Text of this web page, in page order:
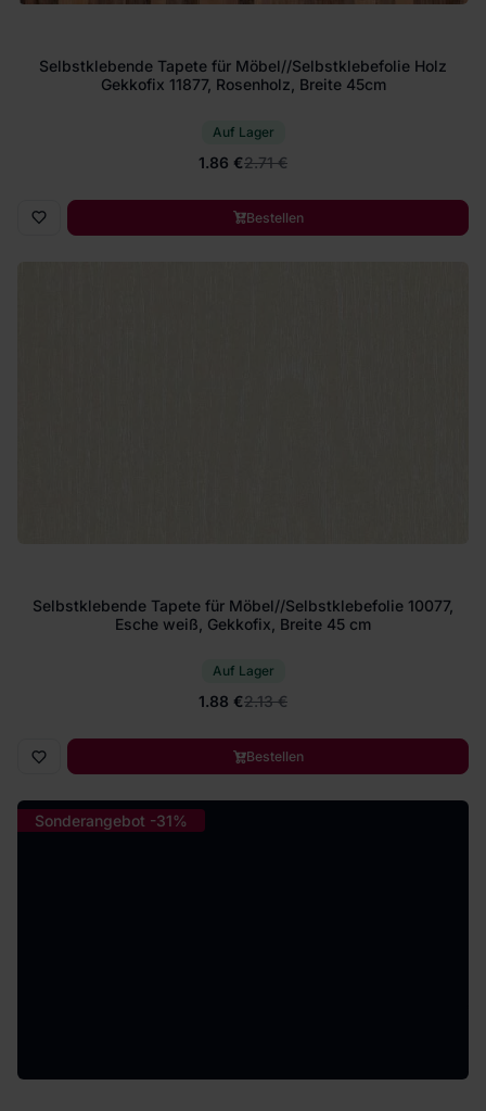
Selbstklebende Tapete für Möbel//Selbstklebefolie Holz
Gekkofix 11877, Rosenholz, Breite 45cm
Auf Lager
1.86 €2.71 €
Bestellen
Selbstklebende Tapete für Möbel//Selbstklebefolie 10077,
Esche weiß, Gekkofix, Breite 45 cm
Auf Lager
1.88 €2.13 €
Bestellen
Sonderangebot -31%